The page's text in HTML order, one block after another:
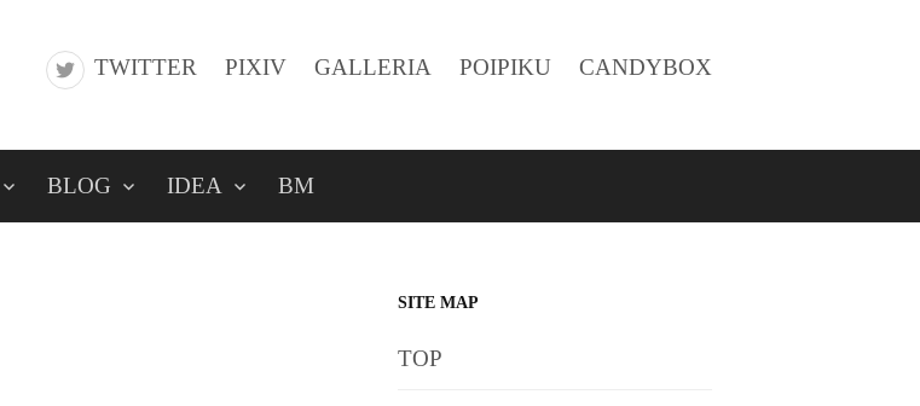
TWITTER PIXIV GALLERIA POIPIKU CANDYBOX
BLOG IDEA BM
SITE MAP
TOP